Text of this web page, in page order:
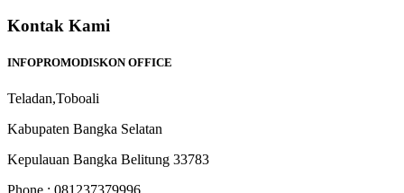
Kontak Kami
INFOPROMODISKON OFFICE
Teladan,Toboali
Kabupaten Bangka Selatan
Kepulauan Bangka Belitung 33783
Phone : 081237379996